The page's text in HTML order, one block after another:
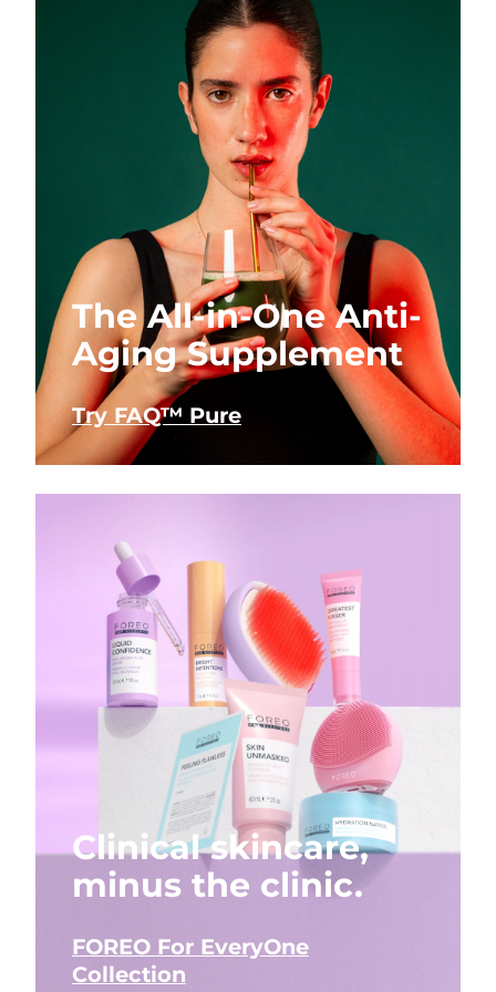
The All-in-One Anti-
Aging Supplement
Try FAQ™ Pure
Clinical skincare,
minus the clinic.
FOREO For EveryOne
Collection